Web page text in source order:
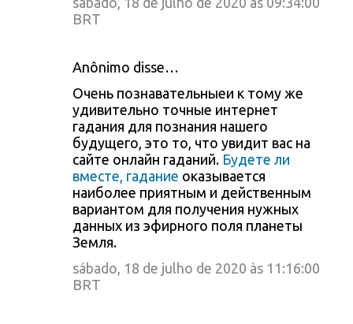
BRT
Anônimo disse…
Очень познавательныеи к тому же
удивительно точные интернет
гадания для познания нашего
будущего, это то, что увидит вас на
сайте онлайн гаданий. Будете ли
вместе, гадание оказывается
наиболее приятным и действенным
вариантом для получения нужных
данных из эфирного поля планеты
Земля.
sábado, 18 de julho de 2020 às 11:16:00
BRT